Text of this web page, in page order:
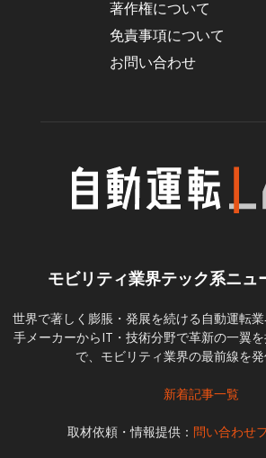
著作権について
免責事項について
お問い合わせ
モビリティ業界テック系ニュ
世界で著しく膨脹・発展を続ける自動運転
手メーカーからIT・技術分野で革新の一翼
で、モビリティ業界の最前線を発
新着記事一覧
取材依頼・情報提供： 問い合わせ